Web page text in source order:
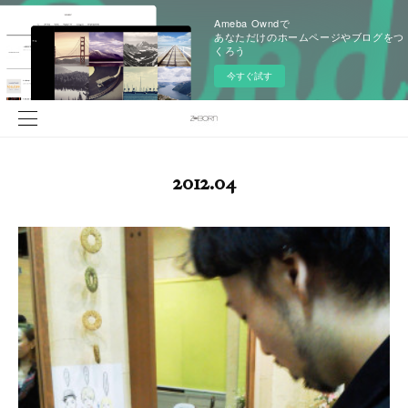
Ameba Owndで
あなただけのホームページやブログをつ
くろう
今すぐ試す
2012.04